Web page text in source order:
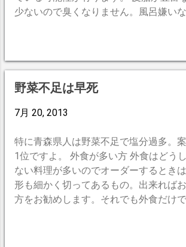
バイザーを付けることを
ヒサシの効果もあり視界
さは袋に入れた状態で
が、上下合わせても５０
少ない 私は元々5時起きなので、朝の時
17,800円のクロスバイクを購入。毎日
と意外な発見や、車からは見えなかっ
して面白い。カメラ持参で走ってはとま
飽きてしまう。しかし、時間は増やせな
い。 そこで、ロードバイクの登場とな
ドバイクは高価。それにドロップハン
色々ググってみると、ロードバイクは無
に進化したと分かる。ママチャリで
がロードバイクだと可能らしい。 ロー
る。 普通の自転車と違うロードバイク
少ないので臭くなりません。風呂嫌いな
替えない下着や洋服に悪玉菌などが多
としますが、自分の体から出た汗や 古
通の熱いシャワーだけで、表面の皮脂と
脂を落としてしまうので要注意です。皮
いる人も皮脂の落とし過ぎの可能性が
物なども皮脂の落としすぎに原因がある
ね。 手間もお金も掛からない 生きた
ましょう。
野菜不足は早死
7月 20, 2013
特に青森県人は野菜不足で塩分過多。
1位ですよ。 外食が多い方 外食はどう
ない料理が多いのでオーダーするときは
形も細かく切ってあるもの。出来れば
方をお勧めします。それでも外食だけで
山のものをバランスよく...、などとい